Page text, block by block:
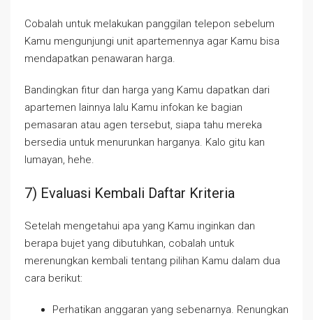
Cobalah untuk melakukan panggilan telepon sebelum
Kamu mengunjungi unit apartemennya agar Kamu bisa
mendapatkan penawaran harga.
Bandingkan fitur dan harga yang Kamu dapatkan dari
apartemen lainnya lalu Kamu infokan ke bagian
pemasaran atau agen tersebut, siapa tahu mereka
bersedia untuk menurunkan harganya. Kalo gitu kan
lumayan, hehe.
7) Evaluasi Kembali Daftar Kriteria
Setelah mengetahui apa yang Kamu inginkan dan
berapa bujet yang dibutuhkan, cobalah untuk
merenungkan kembali tentang pilihan Kamu dalam dua
cara berikut:
Perhatikan anggaran yang sebenarnya. Renungkan